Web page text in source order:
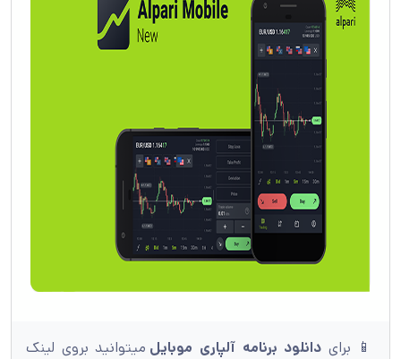
📱 برای دانلود برنامه آلپاری موبایل میتوانید بروی لینک